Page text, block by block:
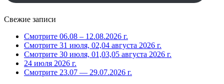
Свежие записи
Смотрите 06.08 – 12.08.2026 г.
Смотрите 31 июля, 02,04 августа 2026 г.
Смотрите 30 июля, 01,03,05 августа 2026 г.
24 июля 2026 г.
Смотрите 23.07 — 29.07.2026 г.